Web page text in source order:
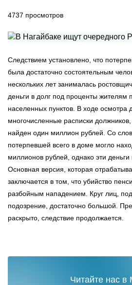
4737 просмотров
Следствием установлено, что
была достаточно состоятельным
нескольких лет занималась
деньги в долг под проценты жителям
населенных пунктов. В ходе
многочисленные расписки
найден один миллион рублей. Со
потерпевшей всего в доме могло
миллионов рублей, однако эти
Основная версия, которая
заключается в том, что убийство
разбойным нападением. Круг лиц,
подозрение, достаточно большой.
раскрыто, следствие продолжается.
Читайте нас в